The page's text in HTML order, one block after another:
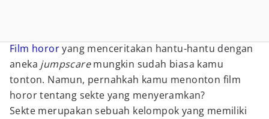
Film hororyang menceritakan hantu-hantu dengan
aneka jumpscaremungkin sudah biasa kamu
tonton. Namun, pernahkah kamu menonton film
horor tentang sekte yang menyeramkan?
Sekte merupakan sebuah kelompok yang memiliki